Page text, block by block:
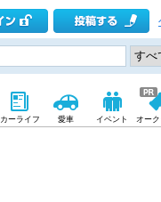
カーライフ 愛車 イベント オー